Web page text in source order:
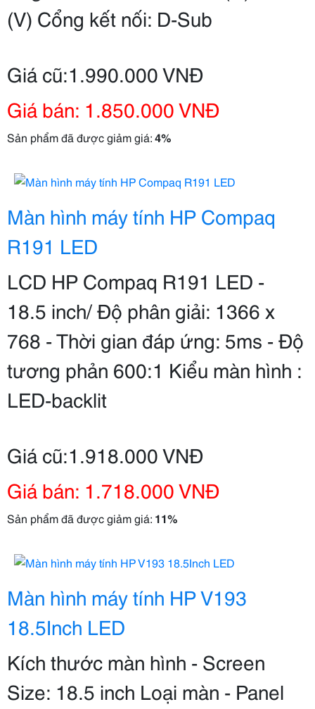
(V) Cổng kết nối: D-Sub
Giá cũ:1.990.000 VNĐ
Giá bán: 1.850.000 VNĐ
Sản phẩm đã được giảm giá:4%
Màn hình máy tính HP Compaq
R191 LED
LCD HP Compaq R191 LED -
18.5 inch/ Độ phân giải: 1366 x
768 - Thời gian đáp ứng: 5ms - Độ
tương phản 600:1 Kiểu màn hình :
LED-backlit
Giá cũ:1.918.000 VNĐ
Giá bán: 1.718.000 VNĐ
Sản phẩm đã được giảm giá: 11%
Màn hình máy tính HP V193
18.5Inch LED
Kích thước màn hình - Screen
Size: 18.5 inch Loại màn - Panel